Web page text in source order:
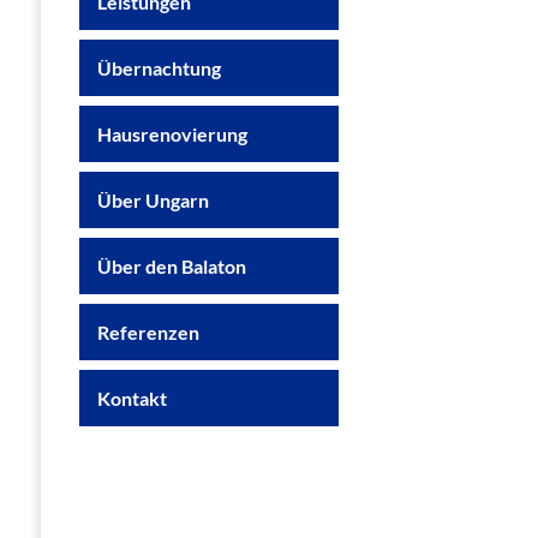
Übernachtung
Hausrenovierung
Über Ungarn
Über den Balaton
Referenzen
Kontakt